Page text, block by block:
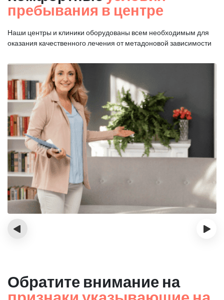
пребывания в центре
Наши центры и клиники оборудованы всем необходимым для
оказания качественного лечения от метадоновой зависимости
‹ ›
Обратите внимание на